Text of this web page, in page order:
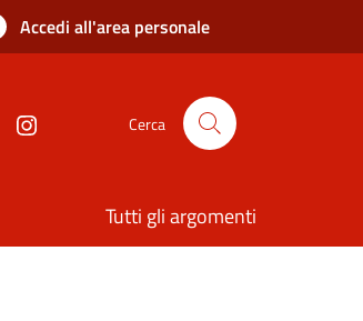
Accedi all'area personale
Cerca
Tutti gli argomenti